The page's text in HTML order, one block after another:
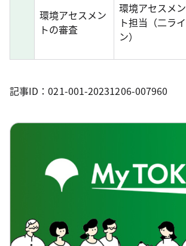
環境アセスメン
トの審査
環境アセスメン
ト担当（二ライ
ン）
記事ID：021-001-20231206-007960